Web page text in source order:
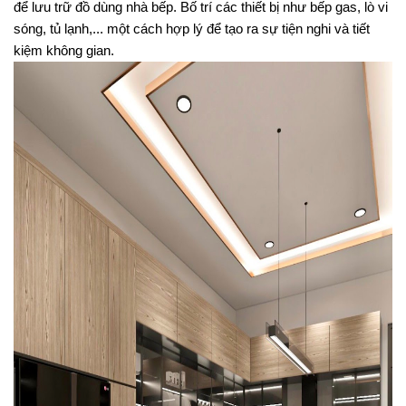
để lưu trữ đồ dùng nhà bếp. Bố trí các thiết bị như bếp gas, lò vi
sóng, tủ lạnh,... một cách hợp lý để tạo ra sự tiện nghi và tiết
kiệm không gian.